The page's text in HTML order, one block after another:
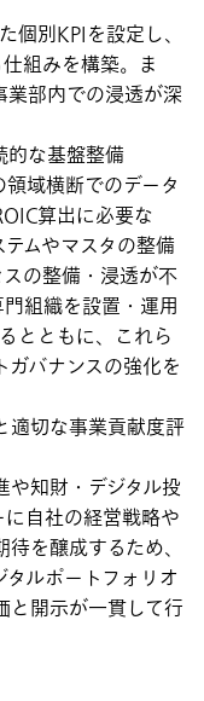
個別KPIを設定し、
組みを構築。ま
業部内での浸透が深
な基盤整備
域横断でのデータ
算出に必要な
ムやマスタの整備
の整備・浸透が不
組織を設置・運用
とともに、これら
バナンスの強化を
切な事業貢献度評
知財・デジタル投
自社の経営戦略や
を醸成するため、
ルポートフォリオ
と開示が一貫して行